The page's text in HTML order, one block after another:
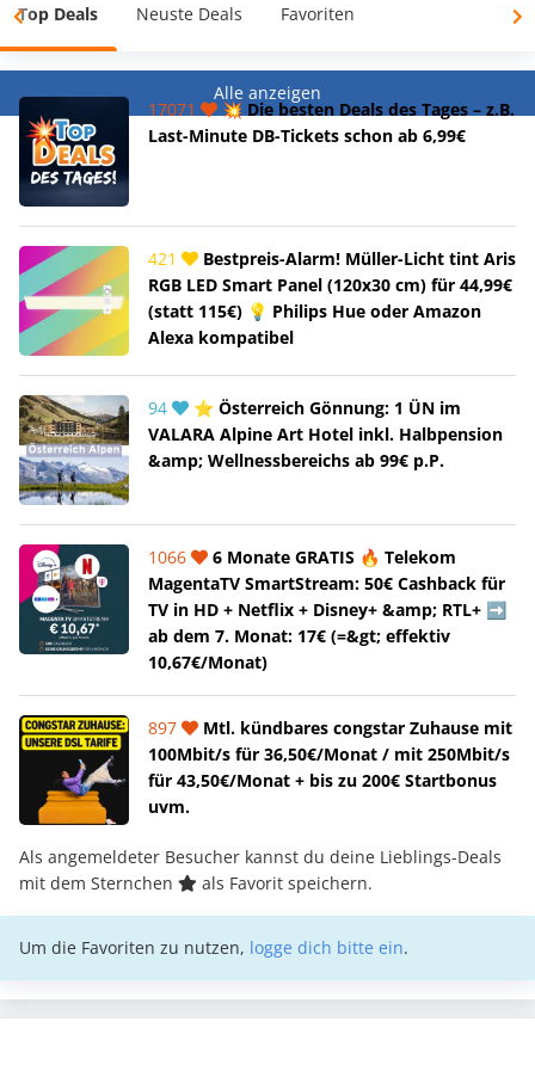
Top Deals Neuste Deals Favoriten
Alle anzeigen
17071
💥 Die besten Deals des Tages – z.B.
Last-Minute DB-Tickets schon ab 6,99€
421
Bestpreis-Alarm! Müller-Licht tint Aris
RGB LED Smart Panel (120x30 cm) für 44,99€
(statt 115€) 💡 Philips Hue oder Amazon
Alexa kompatibel
94
⭐ Österreich Gönnung: 1 ÜN im
VALARA Alpine Art Hotel inkl. Halbpension
&amp; Wellnessbereichs ab 99€ p.P.
1066
6 Monate GRATIS 🔥 Telekom
MagentaTV SmartStream: 50€ Cashback für
TV in HD + Netflix + Disney+ &amp; RTL+ ➡️
ab dem 7. Monat: 17€ (=&gt; effektiv
10,67€/Monat)
897
Mtl. kündbares congstar Zuhause mit
100Mbit/s für 36,50€/Monat / mit 250Mbit/s
für 43,50€/Monat + bis zu 200€ Startbonus
uvm.
Als angemeldeter Besucher kannst du deine Lieblings-Deals
mit dem Sternchen
als Favorit speichern.
Um die Favoriten zu nutzen, logge dich bitte ein.